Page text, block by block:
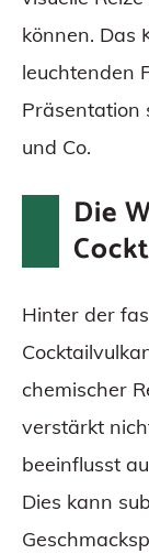
können. Das
leuchtenden
Präsentation
und Co.
Die
Hinter der
chemischer
verstärkt
beeinflusst
Dies kann